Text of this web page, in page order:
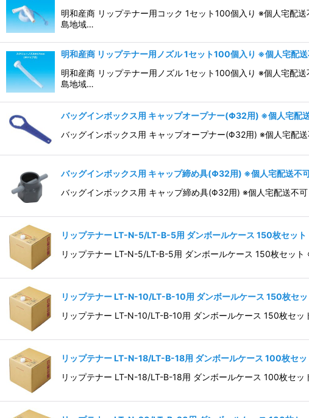
明和産商 リップテナー用コック 1セット100個入り ※個人宅配
島地域…
明和産商 リップテナー用ノズル 1セット100個入り ※個人宅配
明和産商 リップテナー用ノズル 1セット100個入り ※個人宅配
島地域…
バッグインボックス用 キャップオープナー(Φ32用) ※個人宅配
バッグインボックス用 キャップオープナー(Φ32用) ※個人宅配
バッグインボックス用 キャップ締め具(Φ32用) ※個人宅配送不
バッグインボックス用 キャップ締め具(Φ32用) ※個人宅配送
リップテナー LT-N-5/LT-B-5用 ダンボールケース 150枚セッ
リップテナー LT-N-5/LT-B-5用 ダンボールケース 150枚セッ
リップテナー LT-N-10/LT-B-10用 ダンボールケース 150枚セ
リップテナー LT-N-10/LT-B-10用 ダンボールケース 150枚セ
リップテナー LT-N-18/LT-B-18用 ダンボールケース 100枚セ
リップテナー LT-N-18/LT-B-18用 ダンボールケース 100枚セ